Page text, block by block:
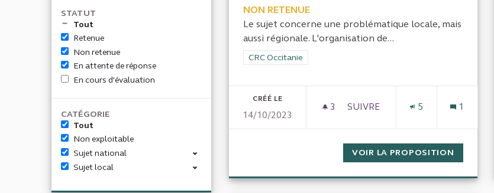
STATUT
Tout
Retenue
Non retenue
En attente de réponse
En cours d'évaluation
CATÉGORIE
Tout
Non exploitable
Sujet national
Sujet local
NON RETENUE
Le sujet concerne une problématique locale, mais
aussi régionale. L'organisation de...
Filtrer les résultats de la catégorie : CRC Occitanie
CRC Occitanie
CRÉÉ LE
14/10/2023
3 3 ABONNÉS
SUIVRE
CONTRÔLE DES SUBVENTIONS
5 1
VOIR LA PROPOSITION